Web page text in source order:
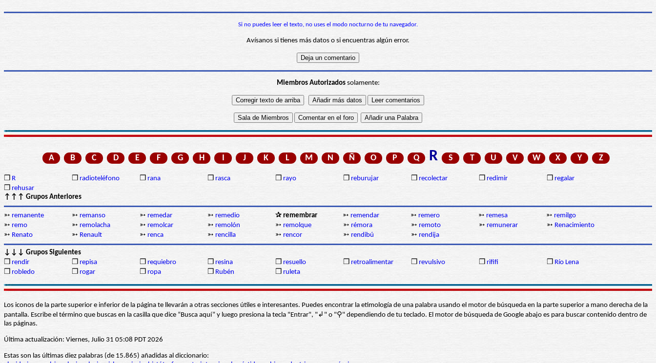
Si no puedes leer el texto, no uses el modo nocturno de tu navegador.
Avísanos si tienes más datos o si encuentras algún error.
Miembros Autorizadossolamente:
A B C D E F G H I J K L M N Ñ O P Q R S T U V W X Y Z
❒ R ❒ radioteléfono ❒ rana ❒ rasca ❒ rayo ❒ reburujar ❒ recolectar ❒ redimir ❒ regalar
❒ rehusar
↑↑↑ Grupos Anteriores
➳ remanente ➳ remanso ➳ remedar ➳ remedio ✰ remembrar ➳ remendar ➳ remero ➳ remesa ➳ remilgo
➳ remo ➳ remolacha ➳ remolcar ➳ remolón ➳ remolque ➳ rémora ➳ remoto ➳ remunerar ➳ Renacimiento
➳ Renato ➳ Renault ➳ renca ➳ rencilla ➳ rencor ➳ rendibú ➳ rendija
↓↓↓ Grupos Siguientes
❒ rendir ❒ repisa ❒ requiebro ❒ resina ❒ resuello ❒ retroalimentar ❒ revulsivo ❒ rififi ❒ Río Lena
❒ robledo ❒ rogar ❒ ropa ❒ Rubén ❒ ruleta
Los iconos de la parte superior e inferior de la página te llevarán a otras secciones útiles e interesantes. Puedes encontrar la etimología de una palabra usando el motor de búsqueda en la parte superior a mano derecha de la
pantalla. Escribe el término que buscas en la casilla que dice “Busca aquí” y luego presiona la tecla "Entrar", "↲" o "⚲" dependiendo de tu teclado. El motor de búsqueda de Google abajo es para buscar contenido dentro de
las páginas.
Última actualización: Viernes, Julio 31 05:08 PDT 2026
Estas son las últimas diez palabras (de 15.865) añadidas al diccionario: